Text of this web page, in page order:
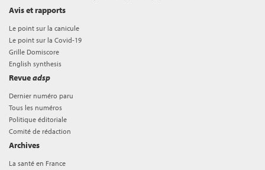
Avis et rapports
Le point sur la canicule
Le point sur la Covid-19
Grille Domiscore
English synthesis
Revueadsp
Dernier numéro paru
Tous les numéros
Politique éditoriale
Comité de rédaction
Archives
La santé en France